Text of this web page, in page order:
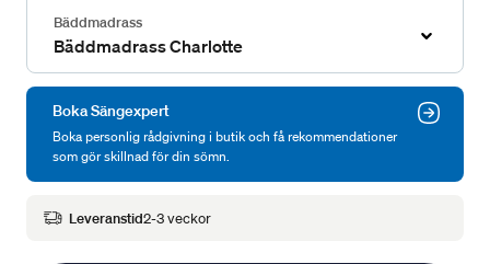
Bäddmadrass
Bäddmadrass Charlotte
Boka Sängexpert
Boka personlig rådgivning i butik och få rekommendationer
som gör skillnad för din sömn.
Leveranstid2-3 veckor